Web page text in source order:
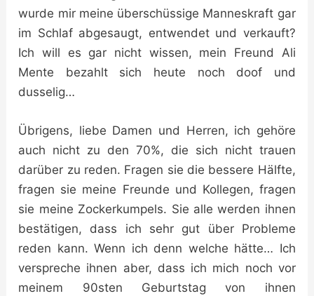
wurde mir meine überschüssige Manneskraft gar
im Schlaf abgesaugt, entwendet und verkauft?
Ich will es gar nicht wissen, mein Freund Ali
Mente bezahlt sich heute noch doof und
dusselig…
Übrigens, liebe Damen und Herren, ich gehöre
auch nicht zu den 70%, die sich nicht trauen
darüber zu reden. Fragen sie die bessere Hälfte,
fragen sie meine Freunde und Kollegen, fragen
sie meine Zockerkumpels. Sie alle werden ihnen
bestätigen, dass ich sehr gut über Probleme
reden kann. Wenn ich denn welche hätte… Ich
verspreche ihnen aber, dass ich mich noch vor
meinem 90sten Geburtstag von ihnen